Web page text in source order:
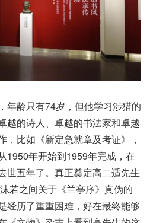
龄只有74岁，但他学习涉猎的
越的诗人、卓越的书法家和卓越
，比如《新定急就章及考证》，
1950年开始到1959年完成，在
世五年了。真正奠定高二适先生
若之间关于《兰亭序》真伪的
经历了重重困难，好在最终能够